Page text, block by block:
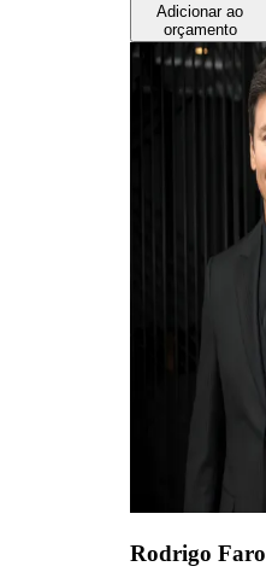
Adicionar ao
orçamento
Rodrigo Faro